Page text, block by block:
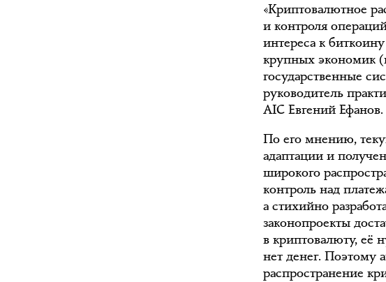
«Криптовалютное
и контроля
интереса к
крупных экономик
государственные
руководитель
AIC Евгений Ефанов.
По его мнению,
адаптации и
широкого
контроль над
а стихийно
законопроекты
в криптовалюту, её
нет денег. Поэтому
распространение